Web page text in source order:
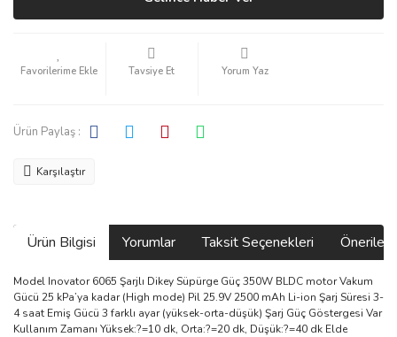
Tavsiye Et Yorum Yaz
Ürün Paylaş :
Karşılaştır
Ürün Bilgisi Yorumlar Taksit Seçenekleri
Model Inovator 6065 Şarjlı Dikey Süpürge Güç 350W BLDC motor Vakum
Gücü 25 kPa’ya kadar (High mode) Pil 25.9V 2500 mAh Li-ion Şarj Süresi 3-
4 saat Emiş Gücü 3 farklı ayar (yüksek-orta-düşük) Şarj Güç Göstergesi Var
Kullanım Zamanı Yüksek:?=10 dk, Orta:?=20 dk, Düşük:?=40 dk Elde